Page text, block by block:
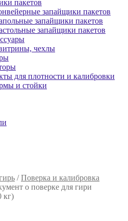
пакетов
запайщики пакетов
запайщики пакетов
запайщики пакетов
чехлы
для плотности и калибровки
и стойки
/Поверка и калибровка
о поверке для гири
кг)